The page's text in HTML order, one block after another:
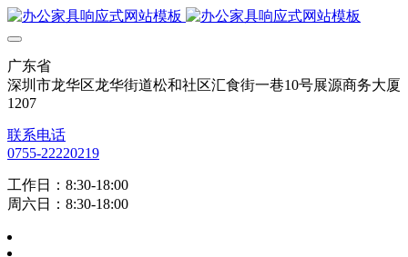
广东省
深圳市龙华区龙华街道松和社区汇食街一巷10号展源商务大厦
1207
联系电话
0755-22220219
工作日：8:30-18:00
周六日：8:30-18:00